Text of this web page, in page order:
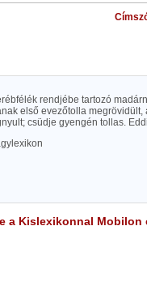
rendjébe tartozó
első evezőtolla
csüdje gyengén tollas.
a Kislexikonnal Mobilon